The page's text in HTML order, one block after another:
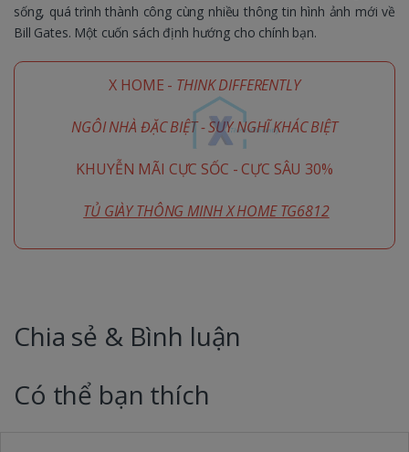
sống, quá trình thành công cùng nhiều thông tin hình ảnh mới về
Bill Gates. Một cuốn sách định hướng cho chính bạn.
X HOME - THINK DIFFERENTLY
NGÔI NHÀ ĐẶC BIỆT - SUY NGHĨ KHÁC BIỆT
KHUYỄN MÃI CỰC SỐC - CỰC SÂU 30%
TỦ GIÀY THÔNG MINH X HOME TG6812
Chia sẻ & Bình luận
Có thể bạn thích